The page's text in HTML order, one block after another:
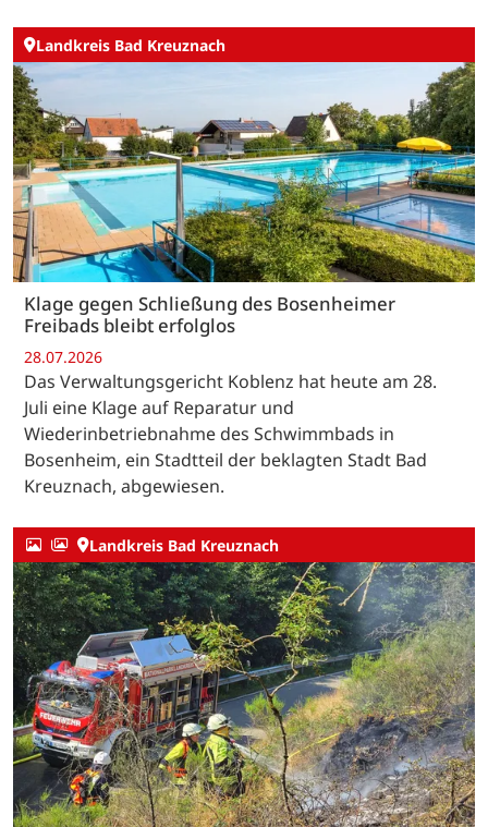
Landkreis Bad Kreuznach
Klage gegen Schließung des Bosenheimer
Freibads bleibt erfolglos
28.07.2026
Das Verwaltungsgericht Koblenz hat heute am 28.
Juli eine Klage auf Reparatur und
Wiederinbetriebnahme des Schwimmbads in
Bosenheim, ein Stadtteil der beklagten Stadt Bad
Kreuznach, abgewiesen.
Landkreis Bad Kreuznach